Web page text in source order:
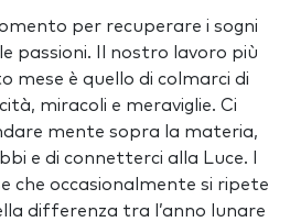
per recuperare i sogni
passioni. Il nostro lavoro più
mese è quello di colmarci di
miracoli e meraviglie. Ci
mente sopra la materia,
e di connetterci alla Luce. I
che occasionalmente si ripete
differenza tra l’anno lunare